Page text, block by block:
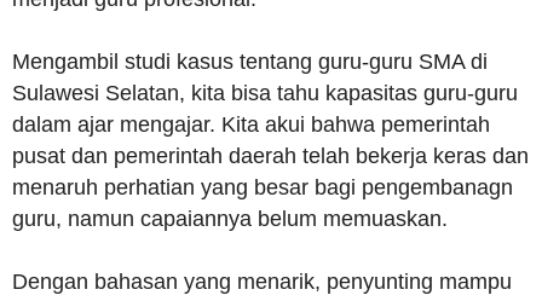
Mengambil studi kasus tentang guru-guru SMA di
Sulawesi Selatan, kita bisa tahu kapasitas guru-guru
dalam ajar mengajar. Kita akui bahwa pemerintah
pusat dan pemerintah daerah telah bekerja keras dan
menaruh perhatian yang besar bagi pengembanagn
guru, namun capaiannya belum memuaskan.
Dengan bahasan yang menarik, penyunting mampu